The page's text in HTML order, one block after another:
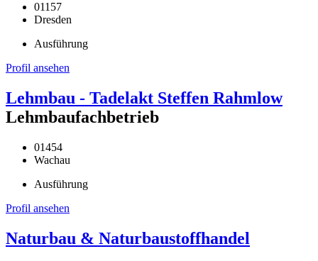
01157
Dresden
Ausführung
Profil ansehen
Lehmbau - Tadelakt Steffen Rahmlow
Lehmbaufachbetrieb
01454
Wachau
Ausführung
Profil ansehen
Naturbau & Naturbaustoffhandel